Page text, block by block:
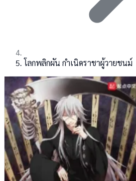
โลกพลิกผัน กำเนิดราชาผู้วายชนม์